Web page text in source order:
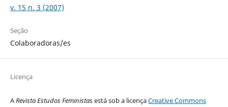
v. 15 n. 3 (2007)
Seção
Colaboradoras/es
Licença
ARevista Estudos Feministasestá sob a licençaCreative Commons